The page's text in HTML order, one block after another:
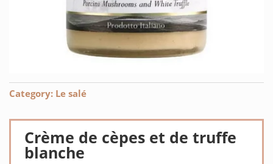
Category: Le salé
Crème de cèpes et de truffe
blanche